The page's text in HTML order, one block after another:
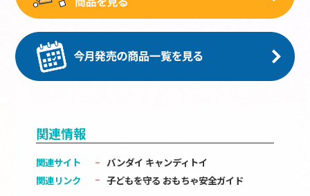
関連情報
関連サイト
バンダイ キャンディトイ
関連リンク
子どもを守る おもちゃ安全ガイド